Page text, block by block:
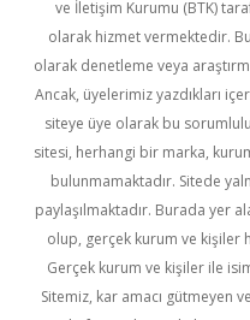
ve İletişim Kurumu (BTK)
olarak hizmet vermektedir.
olarak denetleme veya
Ancak, üyelerimiz yazdıkları
siteye üye olarak bu
sitesi, herhangi bir marka,
bulunmamaktadır. Sitede
paylaşılmaktadır. Burada yer
olup, gerçek kurum ve kişiler
Gerçek kurum ve kişiler ile
Sitemiz, kar amacı gütmeyen